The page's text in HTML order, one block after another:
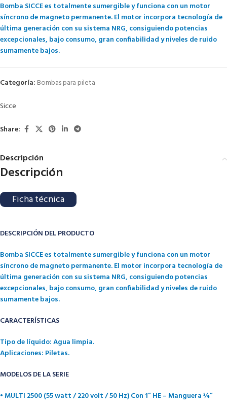
Bomba SICCE es totalmente sumergible y funciona con un motor
síncrono de magneto permanente. El motor incorpora tecnología de
última generación con su sistema NRG, consiguiendo potencias
excepcionales, bajo consumo, gran confiabilidad y niveles de ruido
sumamente bajos.
Categoría: Bombas para pileta
Sicce
Share:
Descripción
Descripción
Ficha técnica
DESCRIPCIÓN DEL PRODUCTO
Bomba SICCE es totalmente sumergible y funciona con un motor
síncrono de magneto permanente. El motor incorpora tecnología de
última generación con su sistema NRG, consiguiendo potencias
excepcionales, bajo consumo, gran confiabilidad y niveles de ruido
sumamente bajos.
CARACTERÍSTICAS
Tipo de líquido: Agua limpia.
Aplicaciones: Piletas.
MODELOS DE LA SERIE
• MULTI 2500 (55 watt / 220 volt / 50 Hz) Con 1” HE – Manguera ¾”